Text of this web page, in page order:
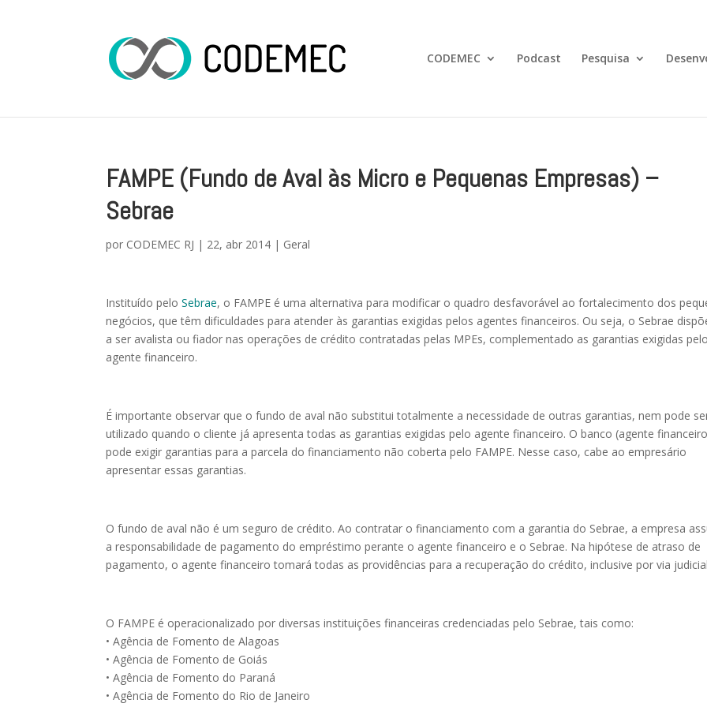
CODEMEC Podcast Pesquisa
FAMPE (Fundo de Aval às Micro e Pequenas Empresas) –
Sebrae
por CODEMEC RJ | 22, abr 2014 | Geral
Instituído peloSebrae, o FAMPE é uma alternativa para modificar o quadro desfavorável ao fortalecimento dos
negócios, que têm dificuldades para atender às garantias exigidas pelos agentes financeiros. Ou seja, o Sebrae
a ser avalista ou fiador nas operações de crédito contratadas pelas MPEs, complementado as garantias exigidas pelo
agente financeiro.
É importante observar que o fundo de aval não substitui totalmente a necessidade de outras garantias, nem pode
utilizado quando o cliente já apresenta todas as garantias exigidas pelo agente financeiro. O banco (agente
pode exigir garantias para a parcela do financiamento não coberta pelo FAMPE. Nesse caso, cabe ao empresário
apresentar essas garantias.
O fundo de aval não é um seguro de crédito. Ao contratar o financiamento com a garantia do Sebrae, a empresa
a responsabilidade de pagamento do empréstimo perante o agente financeiro e o Sebrae. Na hipótese de atraso de
pagamento, o agente financeiro tomará todas as providências para a recuperação do crédito, inclusive por via
O FAMPE é operacionalizado por diversas instituições financeiras credenciadas pelo Sebrae, tais como:
• Agência de Fomento de Alagoas
• Agência de Fomento de Goiás
• Agência de Fomento do Paraná
• Agência de Fomento do Rio de Janeiro